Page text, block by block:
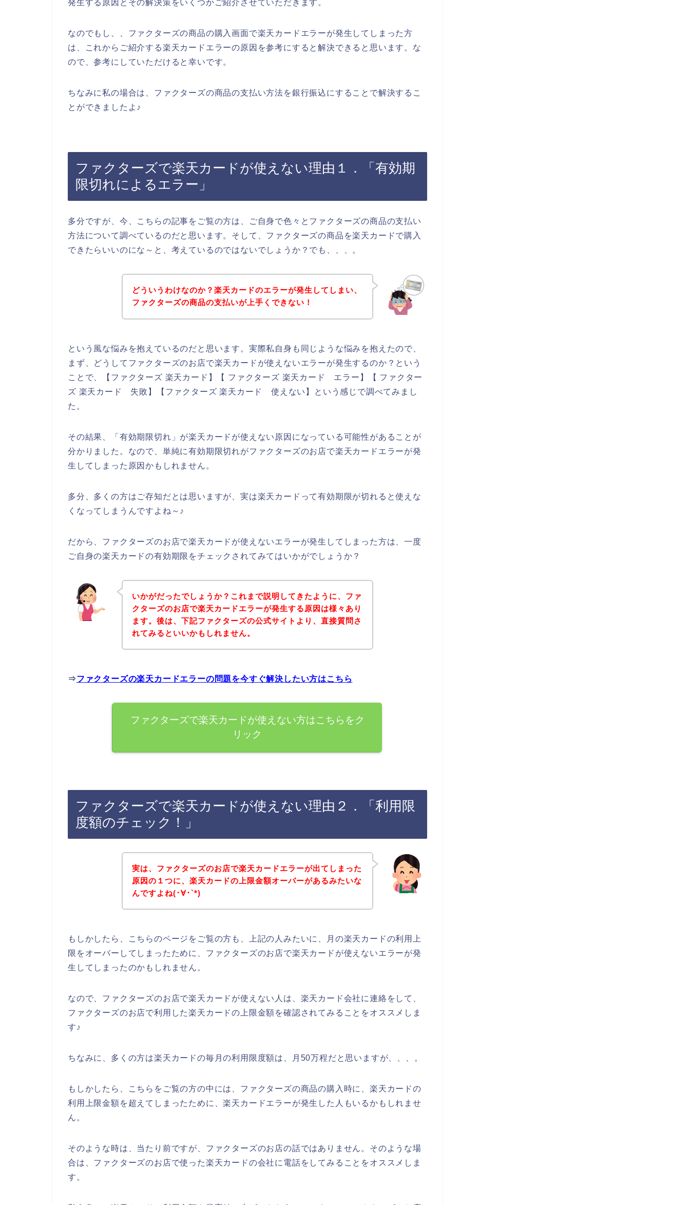
発生する原因とその解決策をいくつかご紹介させていただきます。
なのでもし、、ファクターズの商品の購入画面で楽天カードエラーが発生してしまった方
は、これからご紹介する楽天カードエラーの原因を参考にすると解決できると思います。な
ので、参考にしていただけると幸いです。
ちなみに私の場合は、ファクターズの商品の支払い方法を銀行振込にすることで解決するこ
とができましたよ♪
ファクターズで楽天カードが使えない理由１．「有効期
限切れによるエラー」
多分ですが、今、こちらの記事をご覧の方は、ご自身で色々とファクターズの商品の支払い
方法について調べているのだと思います。そして、ファクターズの商品を楽天カードで購入
できたらいいのにな～と、考えているのではないでしょうか？でも、、、。
どういうわけなのか？楽天カードのエラーが発生してしまい、
ファクターズの商品の支払いが上手くできない！
という風な悩みを抱えているのだと思います。実際私自身も同じような悩みを抱えたので、
まず、どうしてファクターズのお店で楽天カードが使えないエラーが発生するのか？という
ことで、【ファクターズ 楽天カード】【 ファクターズ 楽天カード エラー】【 ファクター
ズ 楽天カード 失敗】【ファクターズ 楽天カード 使えない】という感じで調べてみまし
た。
その結果、「有効期限切れ」が楽天カードが使えない原因になっている可能性があることが
分かりました。なので、単純に有効期限切れがファクターズのお店で楽天カードエラーが発
生してしまった原因かもしれません。
多分、多くの方はご存知だとは思いますが、実は楽天カードって有効期限が切れると使えな
くなってしまうんですよね～♪
だから、ファクターズのお店で楽天カードが使えないエラーが発生してしまった方は、一度
ご自身の楽天カードの有効期限をチェックされてみてはいかがでしょうか？
いかがだったでしょうか？これまで説明してきたように、ファ
クターズのお店で楽天カードエラーが発生する原因は様々あり
ます。後は、下記ファクターズの公式サイトより、直接質問さ
れてみるといいかもしれません。
⇒ファクターズの楽天カードエラーの問題を今すぐ解決したい方はこちら
ファクターズで楽天カードが使えない方はこちらをク
リック
ファクターズで楽天カードが使えない理由２．「利用限
度額のチェック！」
実は、ファクターズのお店で楽天カードエラーが出てしまった
原因の１つに、楽天カードの上限金額オーバーがあるみたいな
んですよね(･∀･`*)
もしかしたら、こちらのページをご覧の方も、上記の人みたいに、月の楽天カードの利用上
限をオーバーしてしまったために、ファクターズのお店で楽天カードが使えないエラーが発
生してしまったのかもしれません。
なので、ファクターズのお店で楽天カードが使えない人は、楽天カード会社に連絡をして、
ファクターズのお店で利用した楽天カードの上限金額を確認されてみることをオススメしま
す♪
ちなみに、多くの方は楽天カードの毎月の利用限度額は、月50万程だと思いますが、、、。
もしかしたら、こちらをご覧の方の中には、ファクターズの商品の購入時に、楽天カードの
利用上限金額を超えてしまったために、楽天カードエラーが発生した人もいるかもしれませ
ん。
そのような時は、当たり前ですが、ファクターズのお店の話ではありません。そのような場
合は、ファクターズのお店で使った楽天カードの会社に電話をしてみることをオススメしま
す。